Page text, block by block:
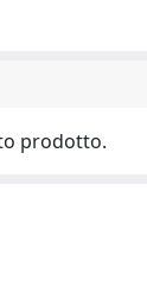
prodotto.